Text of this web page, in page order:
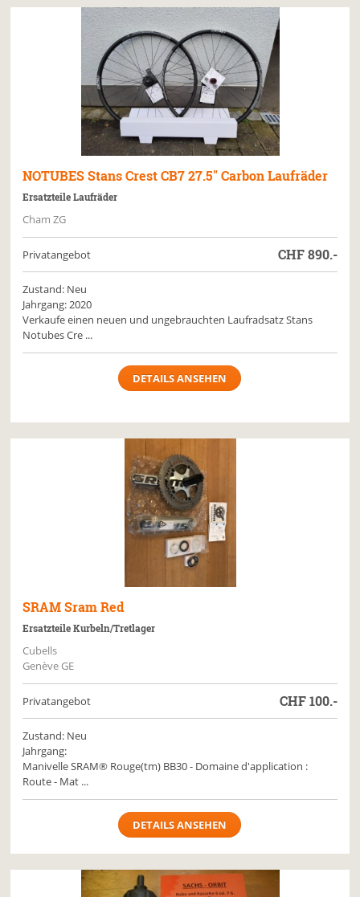
NOTUBES Stans Crest CB7 27.5" Carbon Laufräder
Ersatzteile Laufräder
Cham ZG
Privatangebot CHF890.-
Zustand: Neu
Jahrgang: 2020
Verkaufe einen neuen und ungebrauchten Laufradsatz Stans
Notubes Cre ...
DETAILS ANSEHEN
SRAM Sram Red
Ersatzteile Kurbeln/Tretlager
Cubells
Genève GE
Privatangebot CHF100.-
Zustand: Neu
Jahrgang:
Manivelle SRAM® Rouge(tm) BB30 - Domaine d'application :
Route - Mat ...
DETAILS ANSEHEN